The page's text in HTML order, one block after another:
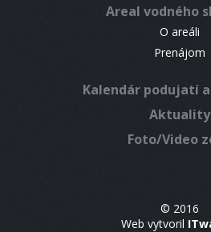
Areal vodného
O areáli
Prenájom
Kalendár podujatí
Aktuality
Foto/Video
© 2016
Web vytvoril